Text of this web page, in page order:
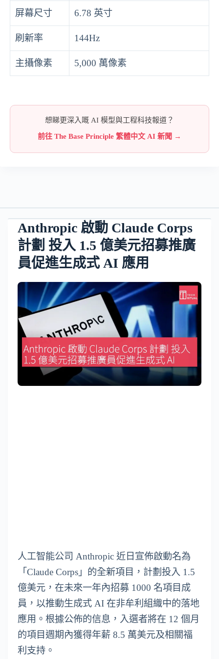
屏幕尺寸 6.78 英寸
刷新率 144Hz
主攝像素 5,000 萬像素
想睇更深入嘅 AI 模型與工程科技報道？
前往 The Base Principle 繁體中文 AI 新聞 →
Anthropic 啟動 Claude Corps
計劃 投入 1.5 億美元招募推廣
員促進生成式 AI 應用
人工智能公司 Anthropic 近日宣佈啟動名為
「Claude Corps」的全新項目，計劃投入 1.5
億美元，在未來一年內招募 1000 名項目成
員，以推動生成式 AI 在非牟利組織中的落地
應用。根據公佈的信息，入選者將在 12 個月
的項目週期內獲得年薪 8.5 萬美元及相關福
利支持。